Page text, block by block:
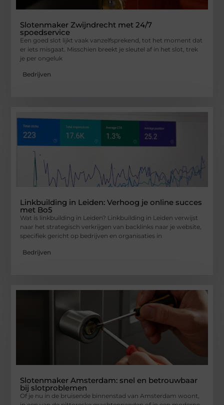
Slotenmaker Zwijndrecht met 24/7
spoedservice
Een goed slot lijkt vaak vanzelfsprekend, tot het moment dat
er iets misgaat. Misschien breekt je sleutel af in het slot, trek
je per ongeluk
Bedrijven
Linkbuilding in Leiden: Verhoog je online succes
met Bo5
Wat is linkbuilding in Leiden? Linkbuilding in Leiden verwijst
naar het strategisch verkrijgen van backlinks naar je website,
specifiek gericht op bedrijven en organisaties in
Bedrijven
Slotenmaker Amsterdam: snel en betrouwbaar
bij slotproblemen
Of je nu in de bruisende binnenstad van Amsterdam woont,